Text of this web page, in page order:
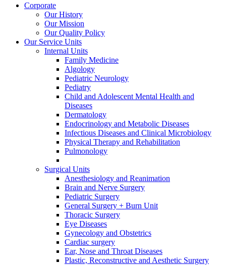
Corporate
Our History
Our Mission
Our Quality Policy
Our Service Units
Internal Units
Family Medicine
Algology
Pediatric Neurology
Pediatry
Child and Adolescent Mental Health and
Diseases
Dermatology
Endocrinology and Metabolic Diseases
Infectious Diseases and Clinical Microbiology
Physical Therapy and Rehabilitation
Pulmonology
Surgical Units
Anesthesiology and Reanimation
Brain and Nerve Surgery
Pediatric Surgery
General Surgery + Burn Unit
Thoracic Surgery
Eye Diseases
Gynecology and Obstetrics
Cardiac surgery
Ear, Nose and Throat Diseases
Plastic, Reconstructive and Aesthetic Surgery